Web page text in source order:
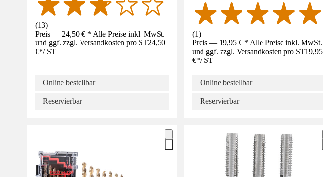
(13)
Preis — 24,50 € * Alle Preise inkl. MwSt.
und ggf. zzgl. Versandkosten pro ST24,50
€*/ ST
Online bestellbar
Reservierbar
(1)
Preis — 19,95 € * Alle Preise inkl. MwSt.
und ggf. zzgl. Versandkosten pro ST19,95
€*/ ST
Online bestellbar
Reservierbar